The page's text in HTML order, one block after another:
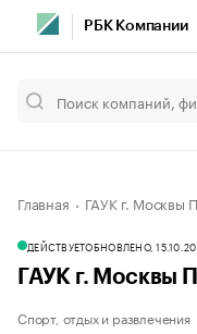
РБК Компании
Главная ГАУК г. Москвы
ДЕЙСТВУЕТОБНОВЛЕНО,
ГАУК г. Москвы
Спорт, отдых и развлечения